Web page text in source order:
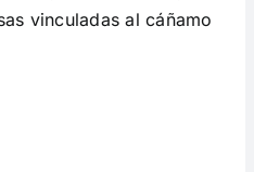
vinculadas al cáñamo